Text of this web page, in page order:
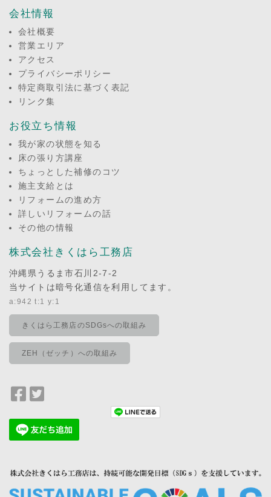
会社情報
会社概要
営業エリア
アクセス
プライバシーポリシー
特定商取引法に基づく表記
リンク集
お役立ち情報
我が家の状態を知る
床の張り方講座
ちょっとした補修のコツ
施主支給とは
リフォームの進め方
詳しいリフォームの話
その他の情報
株式会社きくはら工務店
沖縄県うるま市石川2-7-2
当サイトは暗号化通信を利用してます。
a:942 t:1 y:1
きくはら工務店のSDGsへの取組み
ZEH（ゼッチ）への取組み
Facebook
シ
ェ
シ
ェ